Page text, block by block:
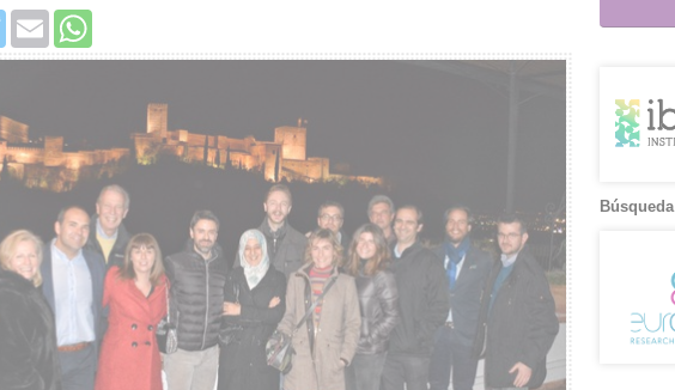
Twitter Email WhatsApp